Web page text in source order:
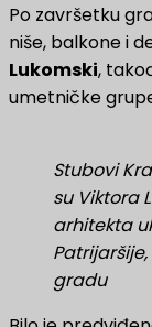
Po završetku
niše, balkone i
Lukomski,
umetničke
Stubovi
su Viktora
arhitekta
gradu